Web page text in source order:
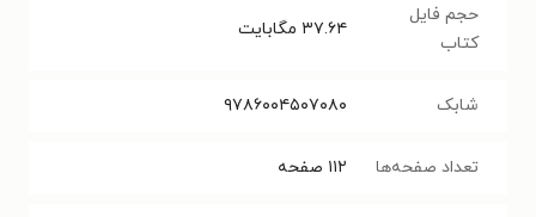
حجم فایل
کتاب
۳۷.۶۴ مگابایت
شابک ۹۷۸۶۰۰۴۵۰۷۰۸۰
تعداد صفحه‌ها ۱۱۲ صفحه